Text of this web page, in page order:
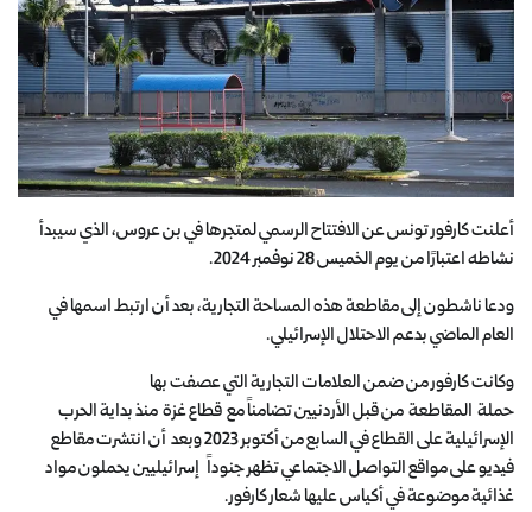
أعلنت كارفور تونس عن الافتتاح الرسمي لمتجرها في بن عروس، الذي سيبدأ
نشاطه اعتبارًا من يوم الخميس 28 نوفمبر 2024.
ودعا ناشطون إلى مقاطعة هذه المساحة التجارية، بعد أن ارتبط اسمها في
العام الماضي بدعم الاحتلال الإسرائيلي.
وكانت كارفور من ضمن العلامات التجارية التي عصفت بها
حملة المقاطعة من قبل الأردنيين تضامناً مع قطاع غزة منذ بداية الحرب
الإسرائيلية على القطاع في السابع من أكتوبر 2023 وبعد أن انتشرت مقاطع
فيديو على مواقع التواصل الاجتماعي تظهر جنوداً إسرائيليين يحملون مواد
غذائية موضوعة في أكياس عليها شعار كارفور.